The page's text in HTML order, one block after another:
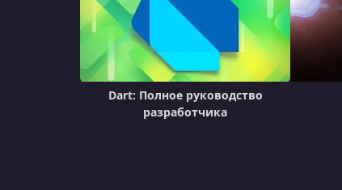
Dart: Полное руководство
разработчика